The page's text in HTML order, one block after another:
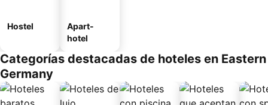
Hostel
Apart-
hotel
Categorías destacadas de hoteles en Eastern
Germany